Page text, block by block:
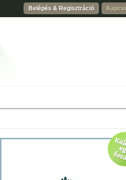
Belépés & Regisztráció